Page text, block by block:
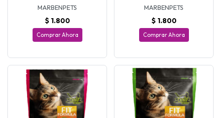
MARBENPETS
$ 1.800
Comprar Ahora
MARBENPETS
$ 1.800
Comprar Ahora